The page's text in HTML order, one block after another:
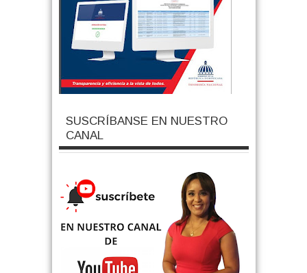
SUSCRÍBANSE EN NUESTRO
CANAL